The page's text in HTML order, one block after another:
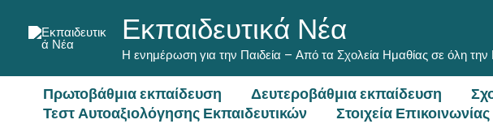
περιεχόμενο
Εκπαιδευτικά Νέα
Η ενημέρωση για την Παιδεία – Από τα Σχολεία Ημαθίας σε όλη
Πρωτοβάθμια εκπαίδευση Δευτεροβάθμια εκπαίδευση
Τεστ Αυτοαξιολόγησης Εκπαιδευτικών
Στοιχεία